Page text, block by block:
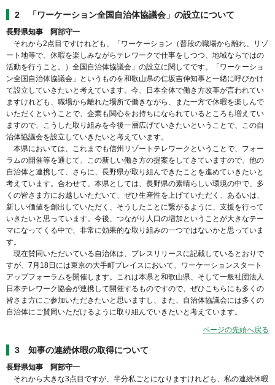
2 「ワーケーション全国自治体協議会」の設立について
長野県知事 阿部守一
それから2点目ですけれども、「ワーケーション（普段の職場から離れ、リゾ
ート地等で、休暇を楽しみながらテレワークで仕事をしつつ、地域ならではの
活動を行うこと。）全国自治体協議会」の設立に関してです。「ワーケーショ
ン全国自治体協議会」というものを和歌山県の仁坂吉伸知事と一緒に呼びかけ
て設立していきたいと考えています。今、日本全体で働き方改革が言われてい
ますけれども、職場から離れた場所で働きながら、また一方で休暇を楽しんで
いただくということで、企業も関心をお持ちになられているところも増えてい
ますので、こうした取り組みを今後一層広げていきたいということで、この自
治体協議会を設立していきたいと考えています。
本県においては、これまでも信州リゾートテレワークということで、フォー
ラムの開催等を通じて、この新しい働き方の提案をしてきていますので、他の
自治体と連携して、さらに、長野県が取り組んできたことを進めていきたいと
考えています。合わせて、本県としては、長野県の素晴らしい環境の中で、多
くの皆さま方にお越しいただいて、ぜひ生産性を上げていただく、あるいは、
新しい価値を創出していただく、そうしたことに繋がるように、支援を行って
いきたいと思っています。今後、つながり人口の増加ということが大きなテー
マになってくる中で、非常に効果的な取り組みの一つではないかと思っていま
す。
現在賛同いただいている自治体は、プレスリリースに記載しているとおりで
すが、7月18日には東京の大手町プレイスにおいて、ワーケーションスタート
アップフォーラムを開催します。これは本県と和歌山県、そして一般社団法人
日本テレワーク協会が連携して開催するものですので、ぜひこちらにも多くの
皆さま方にご参加いただきたいと思いますし、また、自治体協議会には多くの
自治体にご賛同いただけるように取り組んでいきたいと考えています。
ページの先頭へ戻る
3 知事の連続休暇の取得について
長野県知事 阿部守一
それから大きな3点目ですが、半分私ごとになりますけれども、私の連続休暇